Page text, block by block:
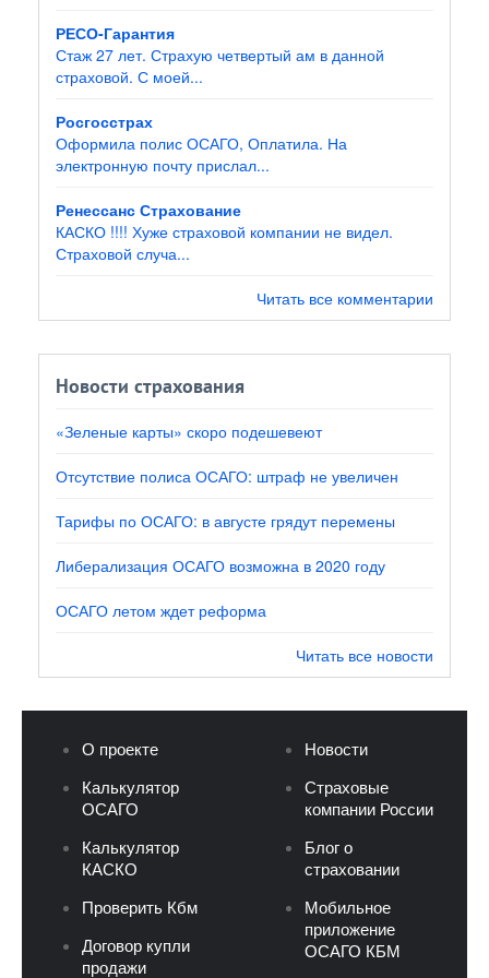
РЕСО-Гарантия
Стаж 27 лет. Страхую четвертый ам в данной
страховой. С моей...
Росгосстрах
Оформила полис ОСАГО, Оплатила. На
электронную почту прислал...
Ренессанс Страхование
КАСКО !!!! Хуже страховой компании не видел.
Страховой случа...
Читать все комментарии
Новости страхования
«Зеленые карты» скоро подешевеют
Отсутствие полиса ОСАГО: штраф не увеличен
Тарифы по ОСАГО: в августе грядут перемены
Либерализация ОСАГО возможна в 2020 году
ОСАГО летом ждет реформа
Читать все новости
О проекте
Калькулятор
ОСАГО
Калькулятор
КАСКО
Проверить Кбм
Договор купли
продажи
Новости
Страховые
компании России
Блог о
страховании
Мобильное
приложение
ОСАГО КБМ